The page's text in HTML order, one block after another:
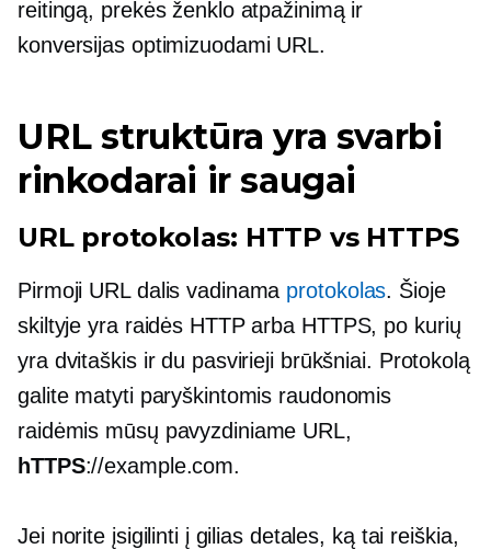
reitingą, prekės ženklo atpažinimą ir
konversijas optimizuodami URL.
URL struktūra yra svarbi
rinkodarai ir saugai
URL protokolas: HTTP vs HTTPS
Pirmoji URL dalis vadinama protokolas. Šioje
skiltyje yra raidės HTTP arba HTTPS, po kurių
yra dvitaškis ir du pasvirieji brūkšniai. Protokolą
galite matyti paryškintomis raudonomis
raidėmis mūsų pavyzdiniame URL,
hTTPS://example.com.
Jei norite įsigilinti į gilias detales, ką tai reiškia,